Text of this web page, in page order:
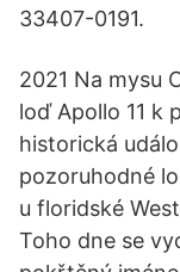
33407-0191.
2021 Na mysu
loď Apollo 11 k
historická
pozoruhodné
u floridské
Toho dne se